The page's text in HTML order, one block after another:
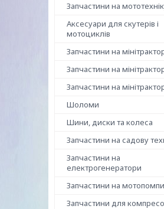
Запчастини на
Аксесуари для скутерів і
мотоциклів
Запчастини на
Запчастини на
Запчастини на
Шоломи
Шини, диски та колеса
Запчастини на садову
Запчастини на
електрогенератори
Запчастини на мотопомпи
Запчастини для